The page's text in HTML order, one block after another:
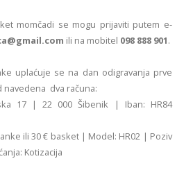
momčadi se mogu prijaviti putem e-
ili na mobitel 098 888 901.
uplaćuje se na dan odigravanja prve
dva računa:
17 | 22 000 Šibenik | Iban: HR84
ili 30 € basket | Model: HR02 | Poziv
Kotizacija